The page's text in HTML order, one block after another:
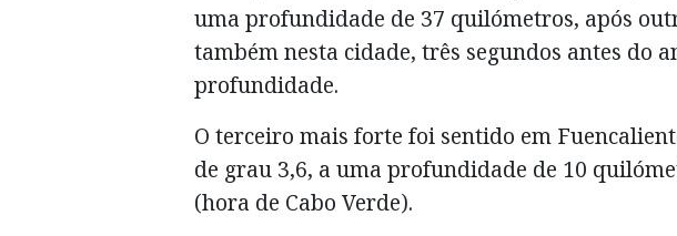
uma profundidade de 37 quilómetros, após
também nesta cidade, três segundos antes do
profundidade.
O terceiro mais forte foi sentido em
de grau 3,6, a uma profundidade de 10
(hora de Cabo Verde).